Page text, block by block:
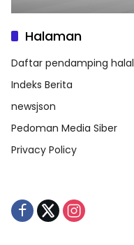
Halaman
Daftar pendamping halal
Indeks Berita
newsjson
Pedoman Media Siber
Privacy Policy